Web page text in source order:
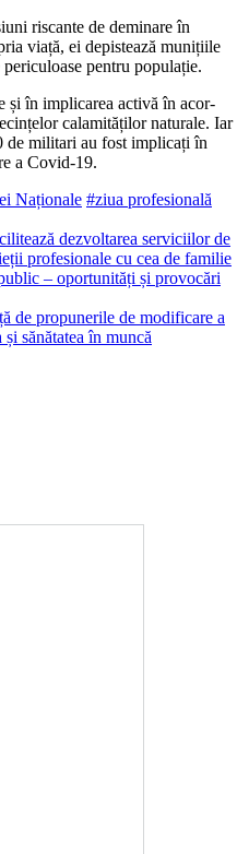
riscante de deminare în
viață, ei depistează munițiile
pentru populație.
și în implicarea activă în acor­
calamităților naturale. Iar
de militari au fost implicați în
a Covid-19.
Naționale #ziua profesională
dezvoltarea serviciilor de
profesionale cu cea de familie
– oportunități și provocări
de propunerile de modificare a
sănătatea în muncă